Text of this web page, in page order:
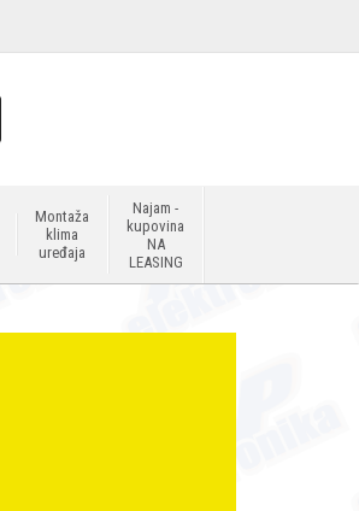
Montaža
klima
uređaja
Najam -
kupovina
NA
LEASING